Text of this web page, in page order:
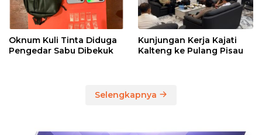
Oknum Kuli Tinta Diduga
Pengedar Sabu Dibekuk
Kunjungan Kerja Kajati
Kalteng ke Pulang Pisau
Selengkapnya